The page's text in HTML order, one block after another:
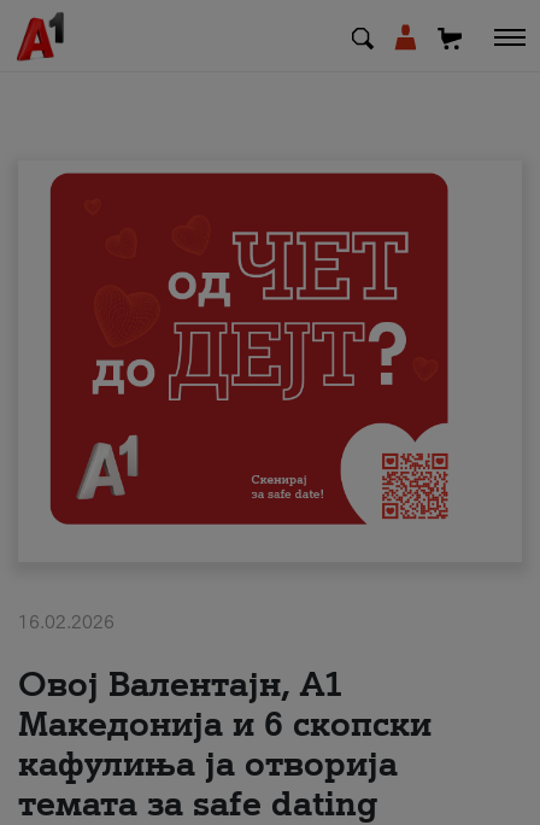
Деловни
Поддршка
Надополни кредит
Плати сметка
#ПодобарОнлајн
16.02.2026
Овој Валентајн, A1
Македонија и 6 скопски
кафулиња ја отворија
темата за safe dating